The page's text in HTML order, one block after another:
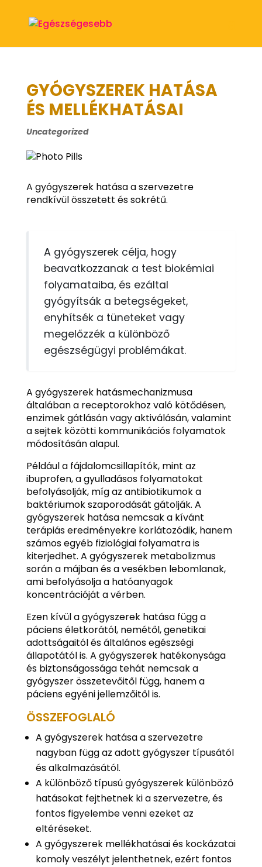
GYÓGYSZEREK HATÁSA
ÉS MELLÉKHATÁSAI
Uncategorized
A gyógyszerek hatása a szervezetre
rendkívül összetett és sokrétű.
A gyógyszerek célja, hogy
beavatkozzanak a test biokémiai
folyamataiba, és ezáltal
gyógyítsák a betegségeket,
enyhítsék a tüneteket vagy
megelőzzék a különböző
egészségügyi problémákat.
A gyógyszerek hatásmechanizmusa
általában a receptorokhoz való kötődésen,
enzimek gátlásán vagy aktiválásán, valamint
a sejtek közötti kommunikációs folyamatok
módosításán alapul.
Például a fájdalomcsillapítók, mint az
ibuprofen, a gyulladásos folyamatokat
befolyásolják, míg az antibiotikumok a
baktériumok szaporodását gátolják. A
gyógyszerek hatása nemcsak a kívánt
terápiás eredményekre korlátozódik, hanem
számos egyéb fiziológiai folyamatra is
kiterjedhet. A gyógyszerek metabolizmus
során a májban és a vesékben lebomlanak,
ami befolyásolja a hatóanyagok
koncentrációját a vérben.
Ezen kívül a gyógyszerek hatása függ a
páciens életkorától, nemétől, genetikai
adottságaitól és általános egészségi
állapotától is. A gyógyszerek hatékonysága
és biztonságossága tehát nemcsak a
gyógyszer összetevőitől függ, hanem a
páciens egyéni jellemzőitől is.
ÖSSZEFOGLALÓ
A gyógyszerek hatása a szervezetre
nagyban függ az adott gyógyszer típusától
és alkalmazásától.
A különböző típusú gyógyszerek különböző
hatásokat fejthetnek ki a szervezetre, és
fontos figyelembe venni ezeket az
eltéréseket.
A gyógyszerek mellékhatásai és kockázatai
komoly veszélyt jelenthetnek, ezért fontos